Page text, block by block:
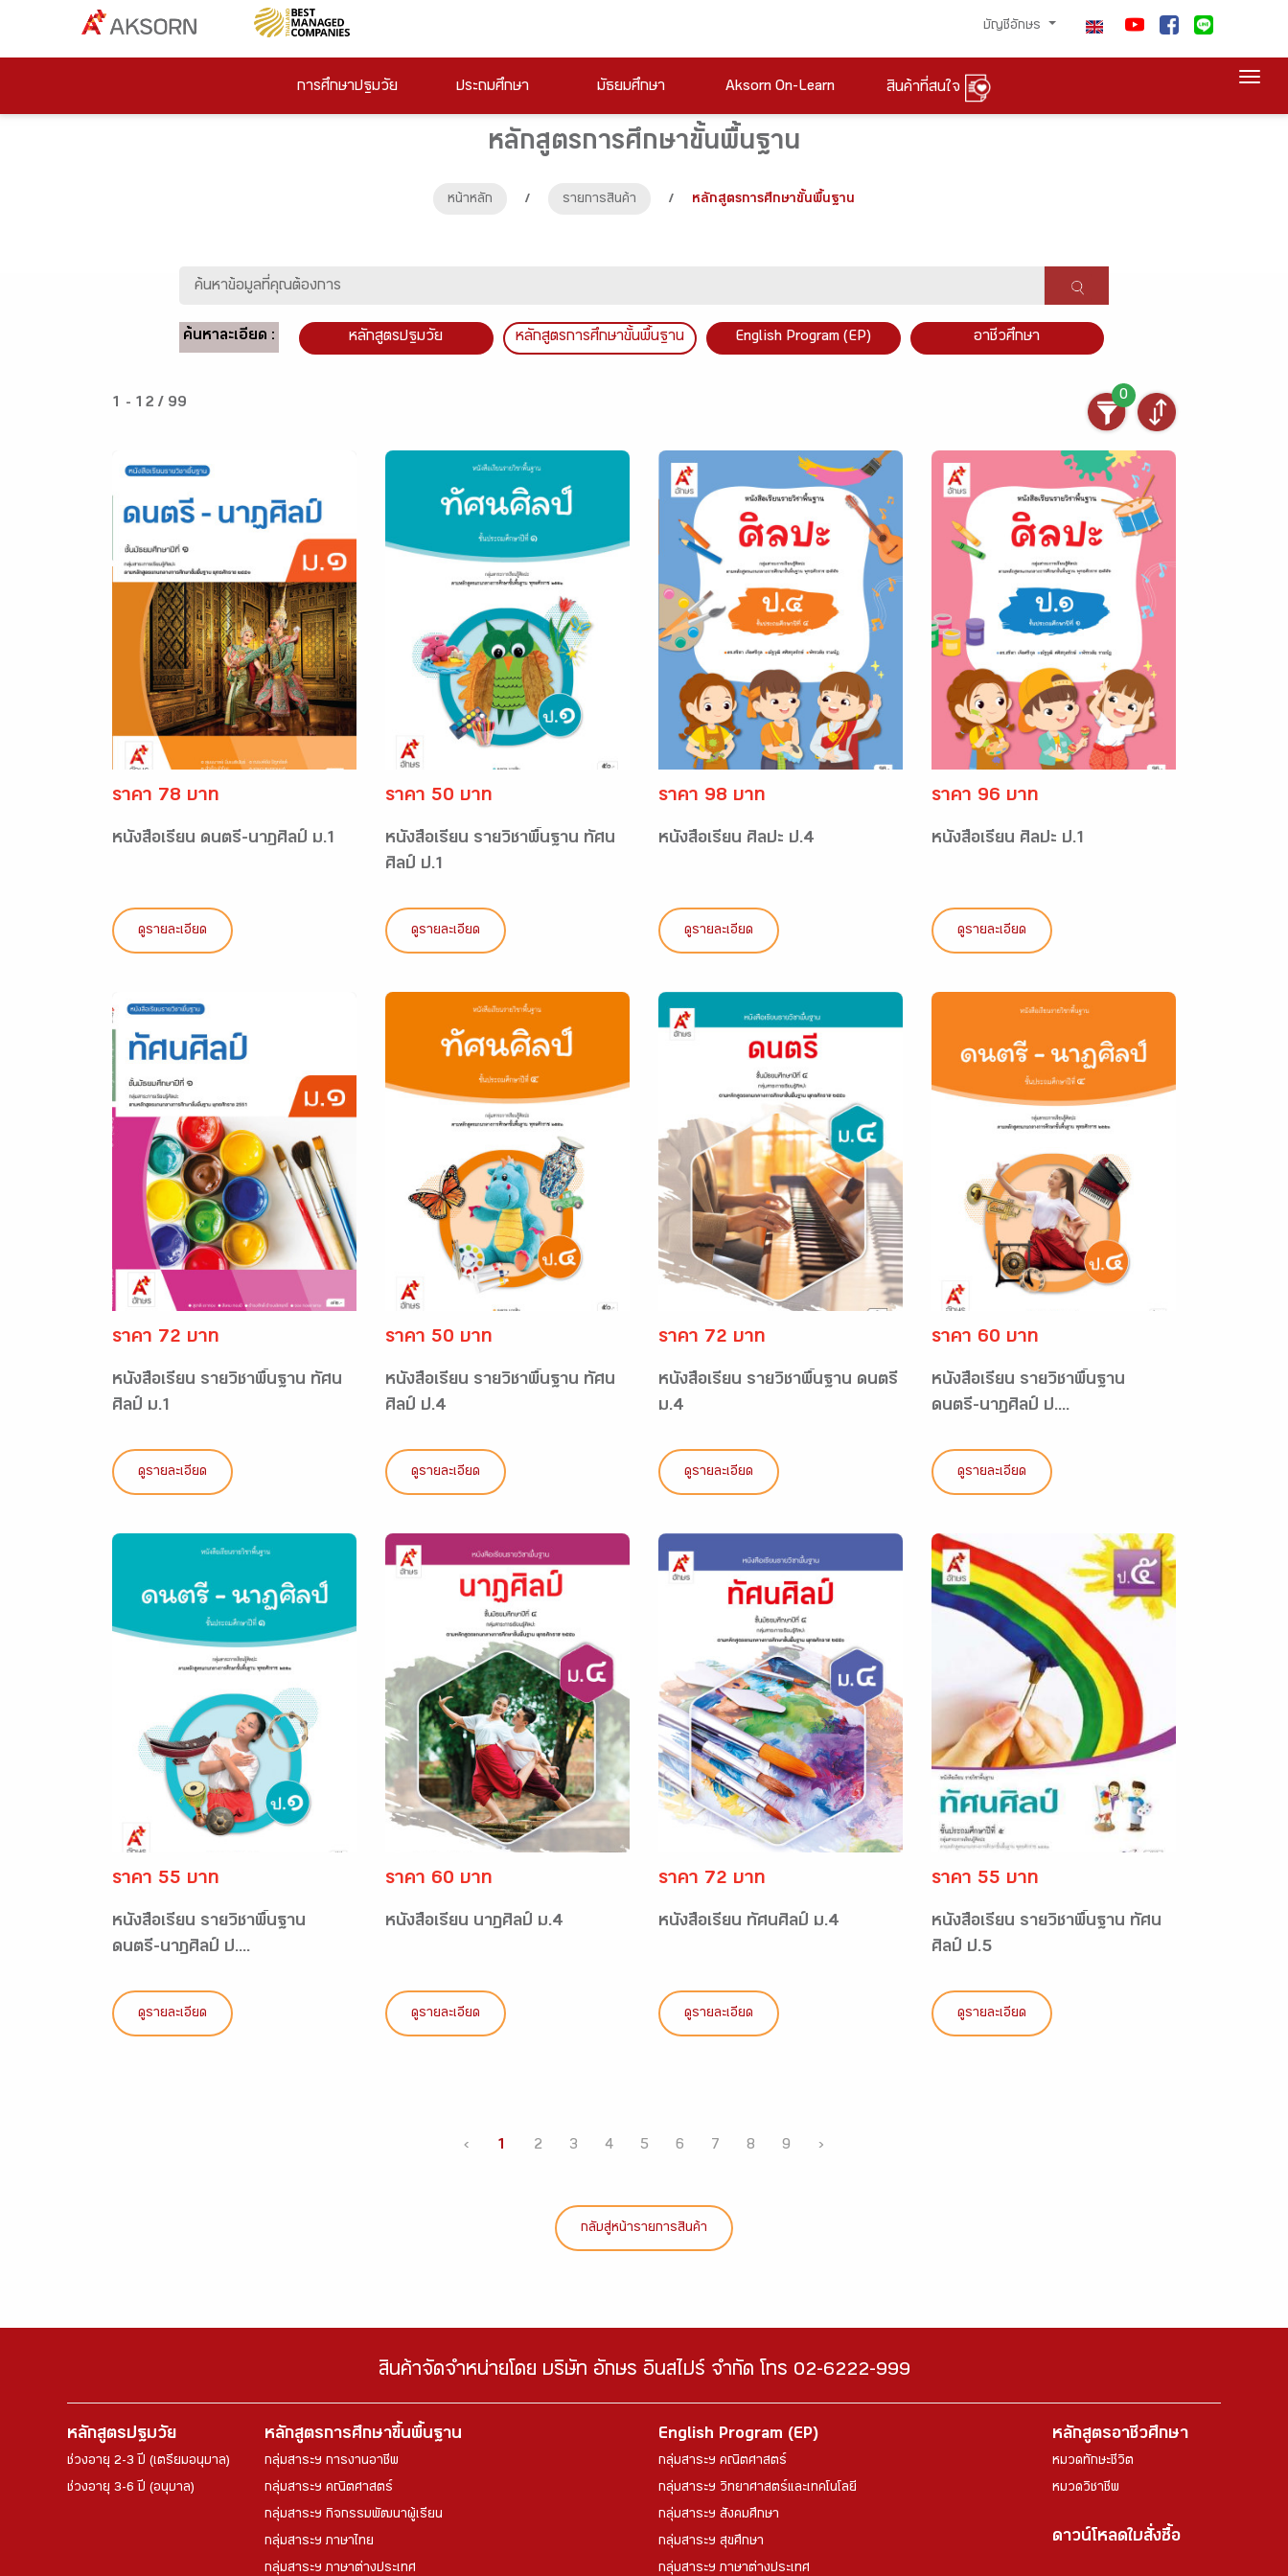
บัญชีอักษร
การศึกษาปฐมวัย ประถมศึกษา มัธยมศึกษา Aksorn On-Learn สินค้าที่สนใจ
หลักสูตรการศึกษาขั้นพื้นฐาน
หน้าหลัก / รายการสินค้า / หลักสูตรการศึกษาขั้นพื้นฐาน
ค้นหาละเอียด : หลักสูตรปฐมวัย หลักสูตรการศึกษาขั้นพื้นฐาน English Program (EP) อาชีวศึกษา
1 - 12 / 99
0
ราคา 78 บาท
หนังสือเรียน ดนตรี-นาฏศิลป์ ม.1
ดูรายละเอียด
ราคา 50 บาท
หนังสือเรียน รายวิชาพื้นฐาน ทัศน
ศิลป์ ป.1
ดูรายละเอียด
ราคา 98 บาท
หนังสือเรียน ศิลปะ ป.4
ดูรายละเอียด
ราคา 96 บาท
หนังสือเรียน ศิลปะ ป.1
ดูรายละเอียด
ราคา 72 บาท
หนังสือเรียน รายวิชาพื้นฐาน ทัศน
ศิลป์ ม.1
ดูรายละเอียด
ราคา 50 บาท
หนังสือเรียน รายวิชาพื้นฐาน ทัศน
ศิลป์ ป.4
ดูรายละเอียด
ราคา 72 บาท
หนังสือเรียน รายวิชาพื้นฐาน ดนตรี
ม.4
ดูรายละเอียด
ราคา 60 บาท
หนังสือเรียน รายวิชาพื้นฐาน
ดนตรี-นาฏศิลป์ ป....
ดูรายละเอียด
ราคา 55 บาท
หนังสือเรียน รายวิชาพื้นฐาน
ดนตรี-นาฏศิลป์ ป....
ดูรายละเอียด
ราคา 60 บาท
หนังสือเรียน นาฏศิลป์ ม.4
ดูรายละเอียด
ราคา 72 บาท
หนังสือเรียน ทัศนศิลป์ ม.4
ดูรายละเอียด
ราคา 55 บาท
หนังสือเรียน รายวิชาพื้นฐาน ทัศน
ศิลป์ ป.5
ดูรายละเอียด
‹ 1 2 3 4 5 6 7 8 9 ›
กลับสู่หน้ารายการสินค้า
สินค้าจัดจำหน่ายโดย บริษัท อักษร อินสไปร์ จำกัด โทร 02-6222-999
หลักสูตรปฐมวัย
ช่วงอายุ 2-3 ปี (เตรียมอนุบาล)
ช่วงอายุ 3-6 ปี (อนุบาล)
หลักสูตรการศึกษาขึ้นพื้นฐาน
กลุ่มสาระฯ การงานอาชีพ
กลุ่มสาระฯ คณิตศาสตร์
กลุ่มสาระฯ กิจกรรมพัฒนาผู้เรียน
กลุ่มสาระฯ ภาษาไทย
กลุ่มสาระฯ ภาษาต่างประเทศ
English Program (EP)
กลุ่มสาระฯ คณิตศาสตร์
กลุ่มสาระฯ วิทยาศาสตร์และเทคโนโลยี
กลุ่มสาระฯ สังคมศึกษา
กลุ่มสาระฯ สุขศึกษา
กลุ่มสาระฯ ภาษาต่างประเทศ
หลักสูตรอาชีวศึกษา
หมวดทักษะชีวิต
หมวดวิชาชีพ
ดาวน์โหลดใบสั่งซื้อ